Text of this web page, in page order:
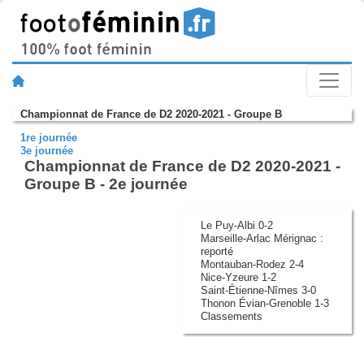
Championnat de France de D2 2020-2021 - Groupe B
1re journée
3e journée
Championnat de France de D2 2020-2021 -
Groupe B - 2e journée
Le Puy-Albi 0-2
Marseille-Arlac Mérignac :
reporté
Montauban-Rodez 2-4
Nice-Yzeure 1-2
Saint-Étienne-Nîmes 3-0
Thonon Évian-Grenoble 1-3
Classements